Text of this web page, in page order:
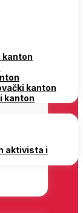
kanton
kanton
kanton
aktivista i